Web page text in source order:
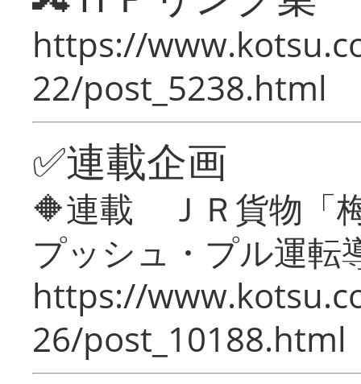
https://
22/post_5238.html
✅連載企画
🔶連載 ＪＲ貨物「
プッシュ・プル運転
https://
26/post_10188.html